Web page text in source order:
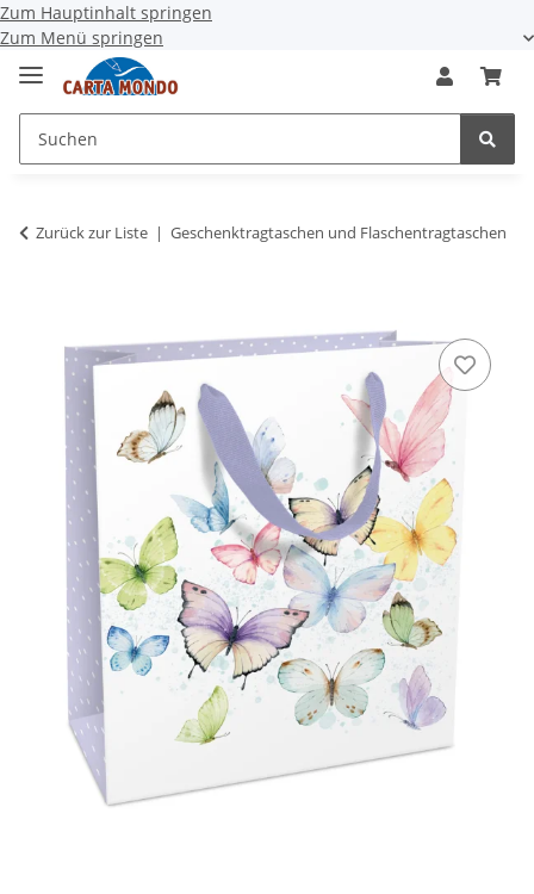
Zum Hauptinhalt springen
Zum Menü springen
Zurück zur Liste Geschenktragtaschen und Flaschentragtaschen